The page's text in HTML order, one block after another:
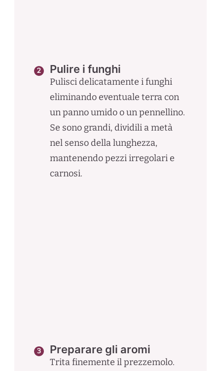
Pulire i funghi
Pulisci delicatamente i funghi
eliminando eventuale terra con
un panno umido o un pennellino.
Se sono grandi, dividili a metà
nel senso della lunghezza,
mantenendo pezzi irregolari e
carnosi.
Preparare gli aromi
Trita finemente il prezzemolo.